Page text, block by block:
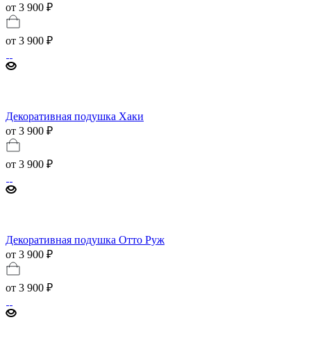
от 3 900 ₽
от 3 900 ₽
Декоративная подушка Хаки
от 3 900 ₽
от 3 900 ₽
Декоративная подушка Отто Руж
от 3 900 ₽
от 3 900 ₽